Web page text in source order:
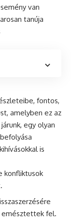
van
tanúja
fontos,
amelyben ez az
egy olyan
is
konfliktusok
fel.